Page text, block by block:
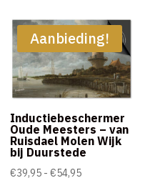
€54,95
Aanbieding!
Inductiebeschermer
Oude Meesters – van
Ruisdael Molen Wijk
bij Duurstede
€39,95 - €54,95Prijsklasse: